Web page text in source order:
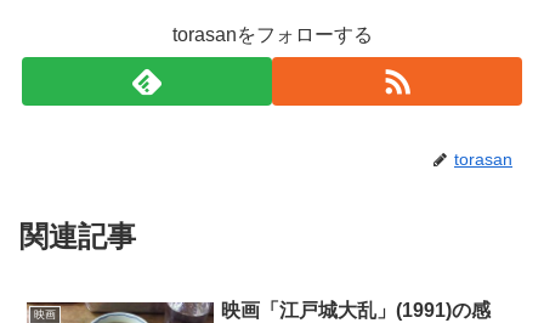
torasanをフォローする
torasan
関連記事
映画
映画「江戸城大乱」(1991)の感